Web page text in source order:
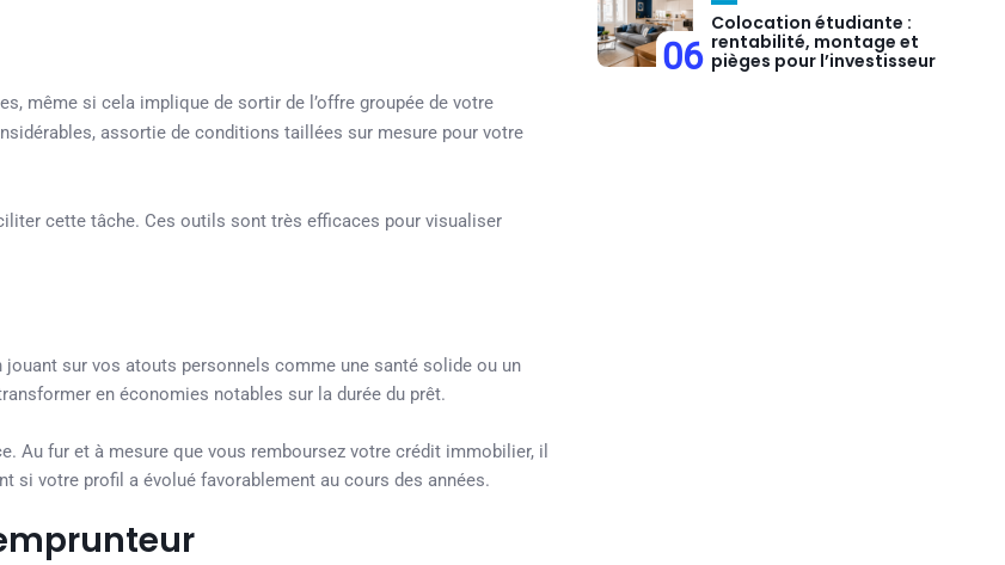
même si cela implique de sortir de l’offre groupée de votre
assortie de conditions taillées sur mesure pour votre
cette tâche. Ces outils sont très efficaces pour visualiser
sur vos atouts personnels comme une santé solide ou un
en économies notables sur la durée du prêt.
Au fur et à mesure que vous remboursez votre crédit immobilier, il
si votre profil a évolué favorablement au cours des années.
06
Colocation étudiante :
rentabilité, montage et
pièges pour l’investisseur